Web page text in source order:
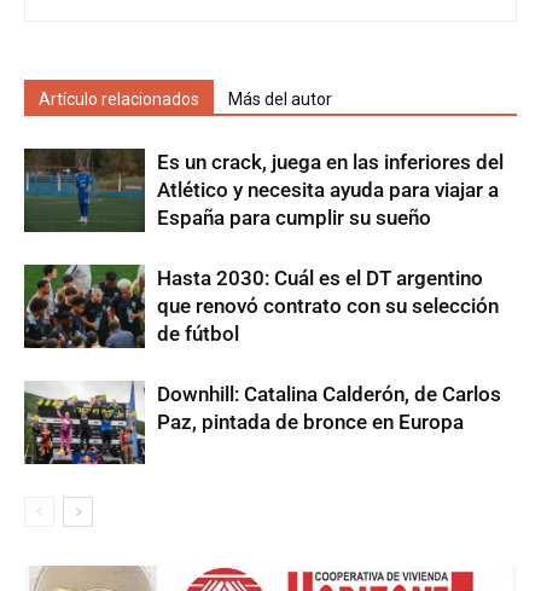
Artículo relacionados Más del autor
Es un crack, juega en las inferiores del
Atlético y necesita ayuda para viajar a
España para cumplir su sueño
Hasta 2030: Cuál es el DT argentino
que renovó contrato con su selección
de fútbol
Downhill: Catalina Calderón, de Carlos
Paz, pintada de bronce en Europa